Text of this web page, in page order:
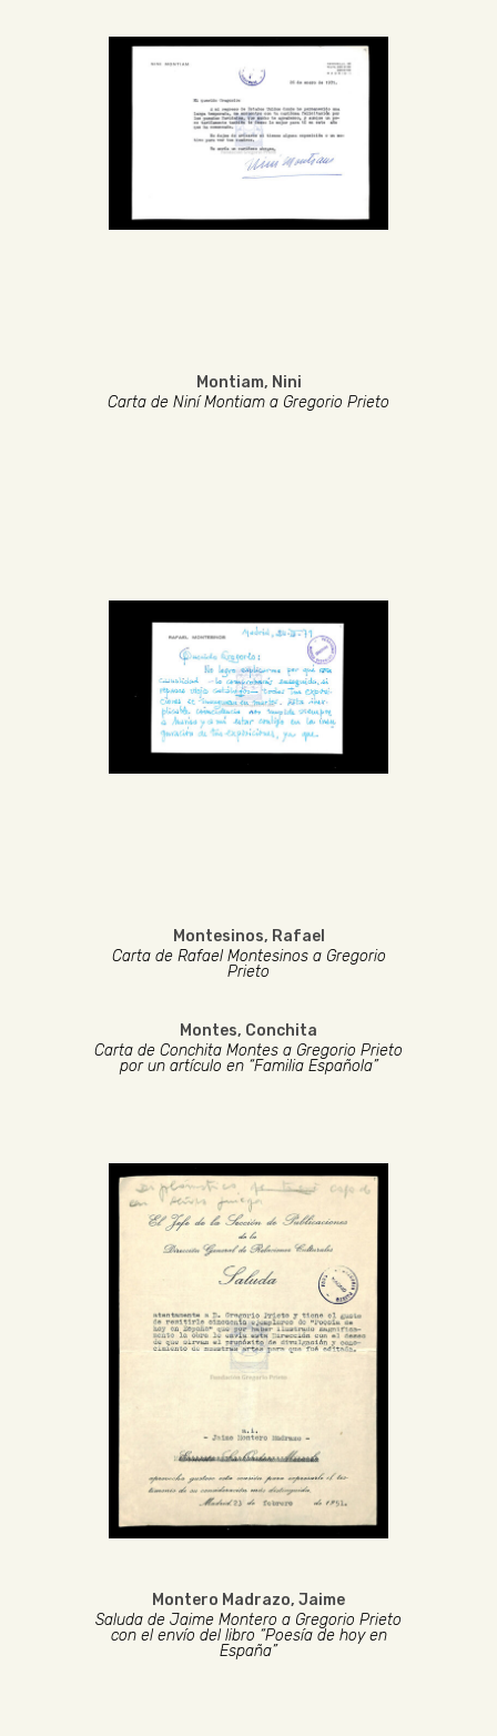
Montiam, Nini
Carta de Niní Montiam a Gregorio Prieto
Montesinos, Rafael
Carta de Rafael Montesinos a Gregorio
Prieto
Montes, Conchita
Carta de Conchita Montes a Gregorio Prieto
por un artículo en “Familia Española”
Montero Madrazo, Jaime
Saluda de Jaime Montero a Gregorio Prieto
con el envío del libro “Poesía de hoy en
España”